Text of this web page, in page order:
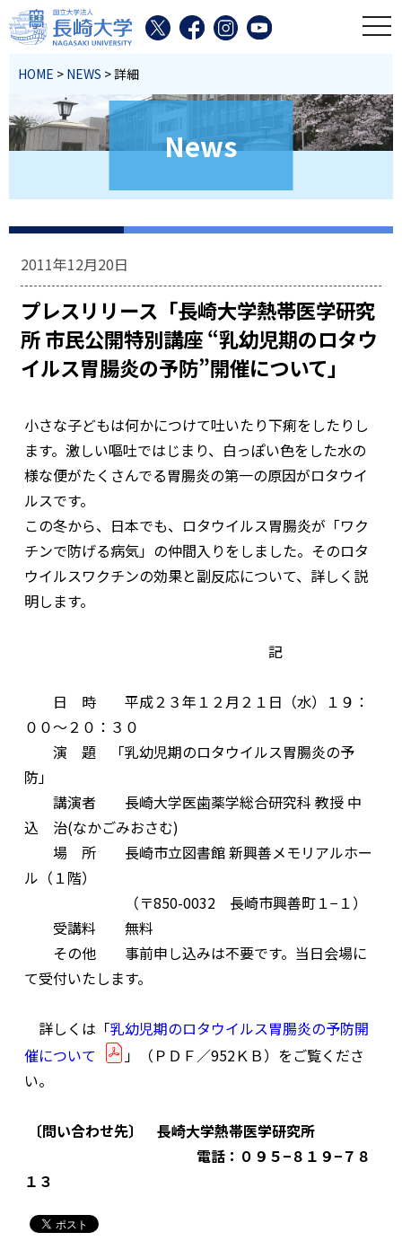
HOME > NEWS > 詳細
News
2011年12月20日
プレスリリース「長崎大学熱帯医学研究
所 市民公開特別講座 “乳幼児期のロタウ
イルス胃腸炎の予防”開催について」
小さな子どもは何かにつけて吐いたり下痢をしたりし
ます。激しい嘔吐ではじまり、白っぽい色をした水の
様な便がたくさんでる胃腸炎の第一の原因がロタウイ
ルスです。
この冬から、日本でも、ロタウイルス胃腸炎が「ワク
チンで防げる病気」の仲間入りをしました。そのロタ
ウイルスワクチンの効果と副反応について、詳しく説
明します。
記
日 時 平成２３年１２月２１日（水）１９：
００〜２０：３０
演 題 「乳幼児期のロタウイルス胃腸炎の予
防」
講演者 長崎大学医歯薬学総合研究科 教授 中
込 治(なかごみおさむ)
場 所 長崎市立図書館 新興善メモリアルホー
ル（１階）
（〒850-0032 長崎市興善町１−１）
受講料 無料
その他 事前申し込みは不要です。当日会場に
て受付いたします。
詳しくは「乳幼児期のロタウイルス胃腸炎の予防開
催について
」（ＰＤＦ／952ＫＢ）をご覧くださ
い。
〔問い合わせ先〕 長崎大学熱帯医学研究所
電話：０９５−８１９−７８
１３